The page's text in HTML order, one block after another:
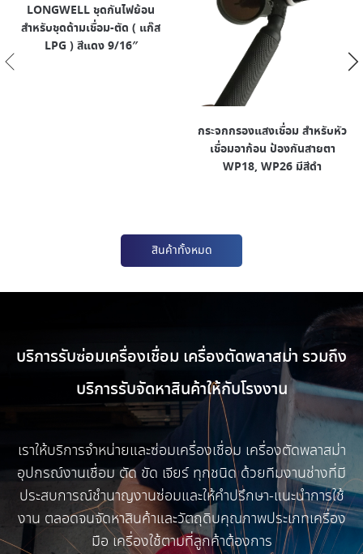
LONGWELL ชุดกันไฟย้อน
สำหรับชุดด้ามเชื่อม-ตัด ( แก๊ส
LPG ) สีแดง 9/16″
กระจกกรองแสงเชื่อม สำหรับหัว
เชื่อมอาก้อน ป้องกันสายตา
WP18, WP26 มีสีดำ
สินค้าทั้งหมด
บริการรับซ่อมเครื่องเชื่อม เครื่องตัดพลาสม่า รวมถึง
บริการรับจัดหาสินค้าให้กับโรงงาน
เราให้บริการจำหน่ายและซ่อมเครื่องเชื่อม เครื่องตัดพลาสม่า
อุปกรณ์งานเชื่อม ตัด ขัด เจียร์ ทุกชนิด ด้วยทีมงานช่างที่มี
ประสบการณ์ชำนาญงานซ่อมและให้คำปรึกษา-แนะนำการใช้
งาน ตลอดจนจัดหาสินค้าและวัตถุดิบคุณภาพประเภทเครื่อง
มือ เครื่องใช้ตามที่ลูกค้าต้องการ